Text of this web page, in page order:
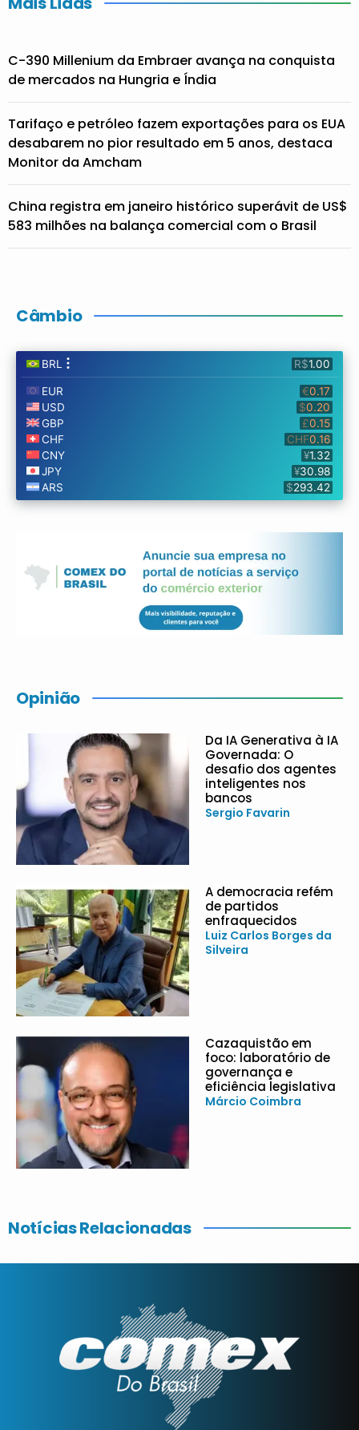
C-390 Millenium da Embraer avança na conquista
de mercados na Hungria e Índia
Tarifaço e petróleo fazem exportações para os EUA
desabarem no pior resultado em 5 anos, destaca
Monitor da Amcham
China registra em janeiro histórico superávit de US$
583 milhões na balança comercial com o Brasil
Câmbio
Opinião
Da IA Generativa à IA
Governada: O
desafio dos agentes
inteligentes nos
bancos
Sergio Favarin
A democracia refém
de partidos
enfraquecidos
Luiz Carlos Borges da
Silveira
Cazaquistão em
foco: laboratório de
governança e
eficiência legislativa
Márcio Coimbra
Notícias Relacionadas